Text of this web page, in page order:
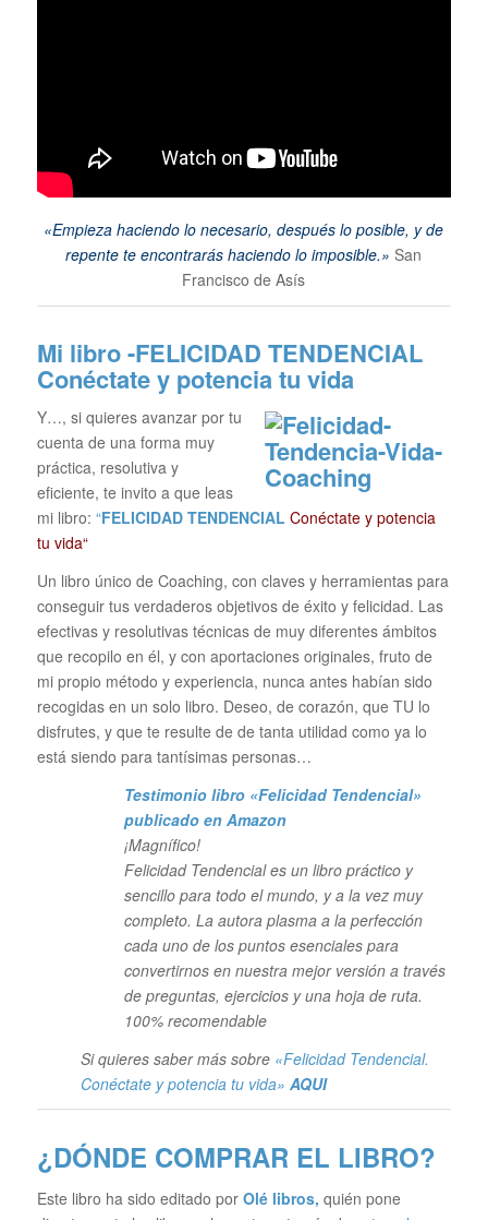
«Empieza haciendo lo necesario, después lo posible, y de
repente te encontrarás haciendo lo imposible.» San
Francisco de Asís
Mi libro -FELICIDAD TENDENCIAL
Conéctate y potencia tu vida
Y…, si quieres avanzar por tu
cuenta de una forma muy
práctica, resolutiva y
eficiente, te invito a que leas
mi libro: “FELICIDAD TENDENCIAL Conéctate y potencia
tu vida“
Un libro único de Coaching, con claves y herramientas para
conseguir tus verdaderos objetivos de éxito y felicidad. Las
efectivas y resolutivas técnicas de muy diferentes ámbitos
que recopilo en él, y con aportaciones originales, fruto de
mi propio método y experiencia, nunca antes habían sido
recogidas en un solo libro. Deseo, de corazón, que TU lo
disfrutes, y que te resulte de de tanta utilidad como ya lo
está siendo para tantísimas personas…
Testimonio libro «Felicidad Tendencial»
publicado en Amazon
¡Magnífico!
Felicidad Tendencial es un libro práctico y
sencillo para todo el mundo, y a la vez muy
completo. La autora plasma a la perfección
cada uno de los puntos esenciales para
convertirnos en nuestra mejor versión a través
de preguntas, ejercicios y una hoja de ruta.
100% recomendable
Si quieres saber más sobre «Felicidad Tendencial.
Conéctate y potencia tu vida» AQUI
¿DÓNDE COMPRAR EL LIBRO?
Este libro ha sido editado por Olé libros, quién pone